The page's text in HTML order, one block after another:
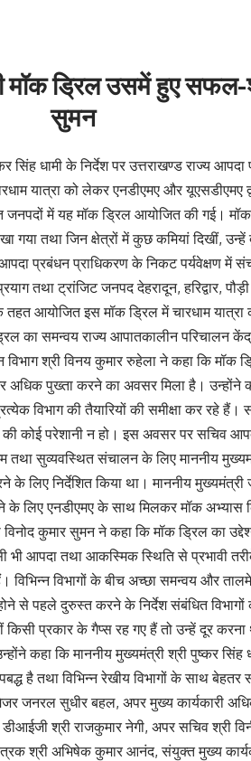
मॉक ड्रिल उसमें हुए सफल-
सुमन
धामी के निर्देश पर उत्तराखण्ड राज्य
यात्रा को लेकर एनडीएमए और यूएसडीएमए
में यह मॉक ड्रिल आयोजित की गई।
गया तथा जिन क्षेत्रों में कुछ कमियां दिखीं,
आपदा प्रबंधन प्राधिकरण के निकट पर्यवेक्षण में
तथा ट्रांजिट जनपद देहरादून, हरिद्वार,
आयोजित इस मॉक ड्रिल में चारधाम यात्रा
का समन्वय राज्य आपातकालीन परिचालन
विभाग श्री विनय कुमार रुहेला ने कहा कि मॉक
अधिक पुख्ता करने का अवसर मिला है। उन्होंने
विभाग की तैयारियों की समीक्षा कर रहे हैं।
की कोई परेशानी न हो। इस अवसर पर सचिव
तथा सुव्यवस्थित संचालन के लिए माननीय
लिए निर्देशित किया था। माननीय मुख्यमंत्री
के लिए एनडीएमए के साथ मिलकर मॉक अभ्यास
कुमार सुमन ने कहा कि मॉक ड्रिल का
भी आपदा तथा आकस्मिक स्थिति से प्रभावी
विभागों के बीच अच्छा समन्वय और
से पहले दुरुस्त करने के निर्देश संबंधित
प्रकार के गैप्स रह गए हैं तो उन्हें दूर करना
कहा कि माननीय मुख्यमंत्री श्री पुष्कर सिंह
है तथा विभिन्न रेखीय विभागों के साथ बेहतर
जनरल सुधीर बहल, अपर मुख्य कार्यकारी
श्री राजकुमार नेगी, अपर सचिव श्री
श्री अभिषेक कुमार आनंद, संयुक्त मुख्य